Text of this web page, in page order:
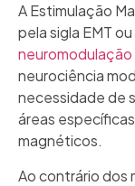
A Estimulação
pela sigla EMT
neuromodulação
neurociência
necessidade de
áreas
magnéticos.
Ao contrário dos